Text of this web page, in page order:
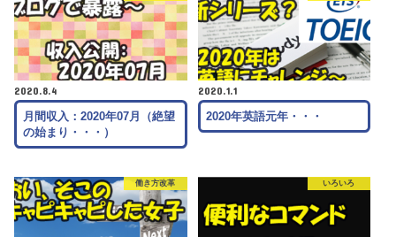
2020.8.4
月間収入：2020年07月（絶望
の始まり・・・）
2020.1.1
2020年英語元年・・・
働き方改革 いろいろ